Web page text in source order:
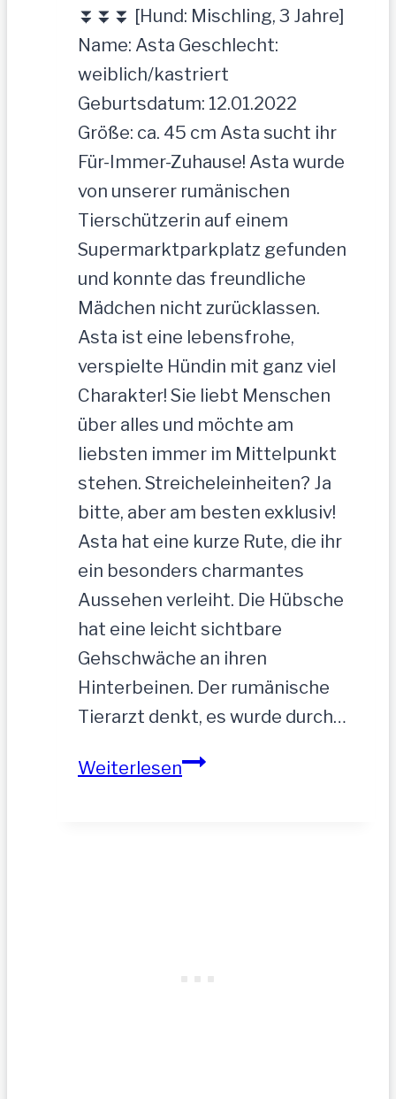
⏬⏬⏬ [Hund: Mischling, 3 Jahre]
Name: Asta Geschlecht:
weiblich/kastriert
Geburtsdatum: 12.01.2022
Größe: ca. 45 cm Asta sucht ihr
Für-Immer-Zuhause! Asta wurde
von unserer rumänischen
Tierschützerin auf einem
Supermarktparkplatz gefunden
und konnte das freundliche
Mädchen nicht zurücklassen.
Asta ist eine lebensfrohe,
verspielte Hündin mit ganz viel
Charakter! Sie liebt Menschen
über alles und möchte am
liebsten immer im Mittelpunkt
stehen. Streicheleinheiten? Ja
bitte, aber am besten exklusiv!
Asta hat eine kurze Rute, die ihr
ein besonders charmantes
Aussehen verleiht. Die Hübsche
hat eine leicht sichtbare
Gehschwäche an ihren
Hinterbeinen. Der rumänische
Tierarzt denkt, es wurde durch…
WeiterlesenASTA